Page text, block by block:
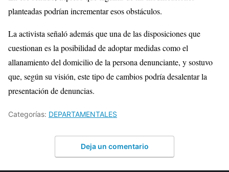
planteadas podrían incrementar esos obstáculos.
La activista señaló además que una de las disposiciones que
cuestionan es la posibilidad de adoptar medidas como el
allanamiento del domicilio de la persona denunciante, y sostuvo
que, según su visión, este tipo de cambios podría desalentar la
presentación de denuncias.
Categorías: DEPARTAMENTALES
Deja un comentario